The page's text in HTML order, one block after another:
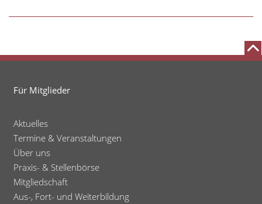
der
KJHG
Für Mitglieder
Aktuelles
Termine & Veranstaltungen
Über uns
Praxis- & Stellenbörse
Mitgliedschaft
Aus-, Fort- und Weiterbildung